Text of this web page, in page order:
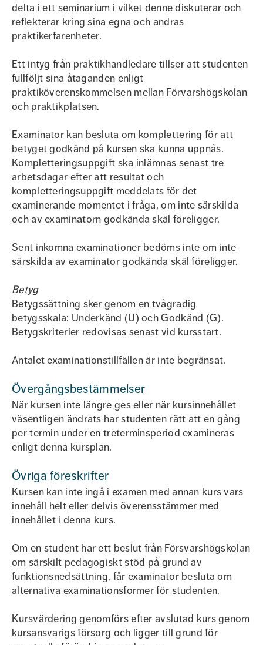
delta i ett seminarium i vilket denne diskuterar och
reflekterar kring sina egna och andras
praktikerfarenheter.
Ett intyg från praktikhandledare tillser att studenten
fullföljt sina åtaganden enligt
praktiköverenskommelsen mellan Förvarshögskolan
och praktikplatsen.
Examinator kan besluta om komplettering för att
betyget godkänd på kursen ska kunna uppnås.
Kompletteringsuppgift ska inlämnas senast tre
arbetsdagar efter att resultat och
kompletteringsuppgift meddelats för det
examinerande momentet i fråga, om inte särskilda
och av examinatorn godkända skäl föreligger.
Sent inkomna examinationer bedöms inte om inte
särskilda av examinator godkända skäl föreligger.
Betyg
Betygssättning sker genom en tvågradig
betygsskala: Underkänd (U) och Godkänd (G).
Betygskriterier redovisas senast vid kursstart.
Antalet examinationstillfällen är inte begränsat.
Övergångsbestämmelser
När kursen inte längre ges eller när kursinnehållet
väsentligen ändrats har studenten rätt att en gång
per termin under en treterminsperiod examineras
enligt denna kursplan.
Övriga föreskrifter
Kursen kan inte ingå i examen med annan kurs vars
innehåll helt eller delvis överensstämmer med
innehållet i denna kurs.
Om en student har ett beslut från Försvarshögskolan
om särskilt pedagogiskt stöd på grund av
funktionsnedsättning, får examinator besluta om
alternativa examinationsformer för studenten.
Kursvärdering genomförs efter avslutad kurs genom
kursansvarigs försorg och ligger till grund för